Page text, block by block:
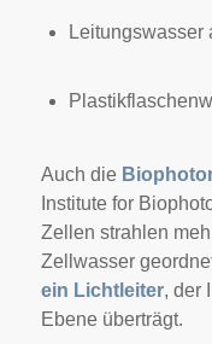
Leitungswasser
Auch die
Institute for
Zellen strahlen
Zellwasser
ein Lichtleiter, der
Ebene überträgt.